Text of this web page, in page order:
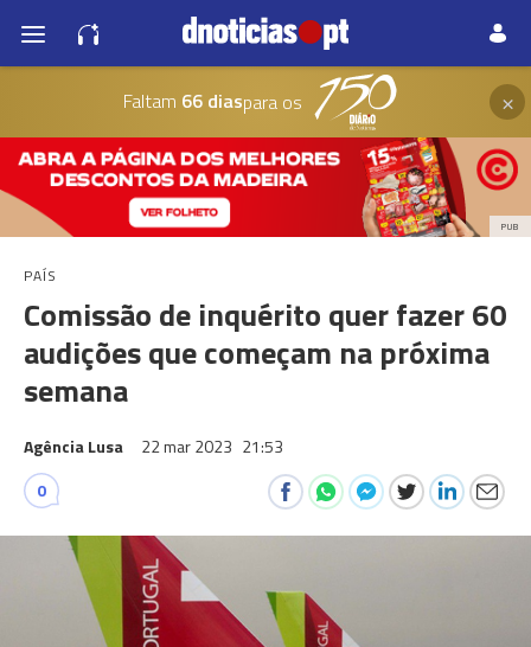
Faltam 66 diaspara os ×
PUB
PAÍS
Comissão de inquérito quer fazer 60
audições que começam na próxima
semana
Agência Lusa 22 mar 2023 21:53
0